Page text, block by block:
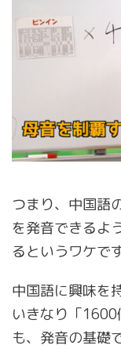
つまり、中国語
を発音できるよ
るというワケです
中国語に興味を
いきなり「
も、発音の基礎